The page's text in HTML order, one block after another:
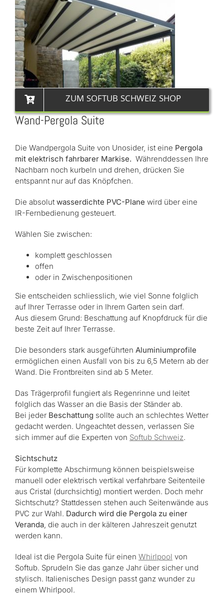
ZUM SOFTUB SCHWEIZ SHOP
Wand-Pergola Suite
Die Wandpergola Suite von Unosider, ist eine Pergola
mit elektrisch fahrbarer Markise. Währenddessen Ihre
Nachbarn noch kurbeln und drehen, drücken Sie
entspannt nur auf das Knöpfchen.
Die absolut wasserdichte PVC-Plane wird über eine
IR-Fernbedienung gesteuert.
Wählen Sie zwischen:
komplett geschlossen
offen
oder in Zwischenpositionen
Sie entscheiden schliesslich, wie viel Sonne folglich
auf Ihrer Terrasse oder in Ihrem Garten sein darf.
Aus diesem Grund: Beschattung auf Knopfdruck für die
beste Zeit auf Ihrer Terrasse.
Die besonders stark ausgeführten Aluminiumprofile
ermöglichen einen Ausfall von bis zu 6,5 Metern ab der
Wand. Die Frontbreiten sind ab 5 Meter.
Das Trägerprofil fungiert als Regenrinne und leitet
folglich das Wasser an die Basis der Ständer ab.
Bei jeder Beschattung sollte auch an schlechtes Wetter
gedacht werden. Ungeachtet dessen, verlassen Sie
sich immer auf die Experten von Softub Schweiz.
Sichtschutz
Für komplette Abschirmung können beispielsweise
manuell oder elektrisch vertikal verfahrbare Seitenteile
aus Cristal (durchsichtig) montiert werden. Doch mehr
Sichtschutz? Stattdessen stehen auch Seitenwände aus
PVC zur Wahl. Dadurch wird die Pergola zu einer
Veranda, die auch in der kälteren Jahreszeit genutzt
werden kann.
Ideal ist die Pergola Suite für einen Whirlpool von
Softub. Sprudeln Sie das ganze Jahr über sicher und
stylisch. Italienisches Design passt ganz wunder zu
einem Whirlpool.